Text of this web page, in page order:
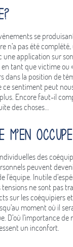
se
n’a pas été
une application sur
tant que victime ou
la position de
ce sentiment peut
Encore faut-il
des choses…
des
peuvent
Inutile
ne sont pas
sur les coéquipiers
moment où il
l’importance de
un inconfort.